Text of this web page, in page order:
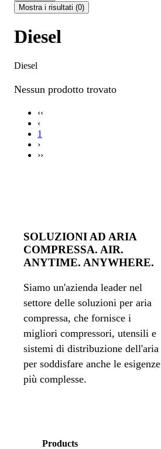
Mostra i risultati (0)
Diesel
Diesel
Nessun prodotto trovato
‹‹
‹
1
›
››
SOLUZIONI AD ARIA
COMPRESSA. AIR.
ANYTIME. ANYWHERE.
Siamo un'azienda leader nel
settore delle soluzioni per aria
compressa, che fornisce i
migliori compressori, utensili e
sistemi di distribuzione dell'aria
per soddisfare anche le esigenze
più complesse.
Products